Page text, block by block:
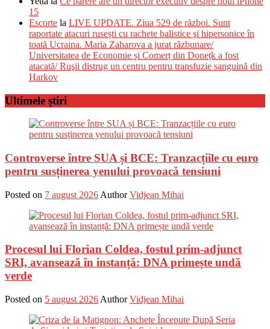
15
Escorte la LIVE UPDATE. Ziua 529 de război. Sunt
raportate atacuri rusești cu rachete balistice şi hipersonice în
toată Ucraina. Maria Zaharova a jurat răzbunare/
Universitatea de Economie și Comerț din Donețk a fost
atacată/ Ruşii distrug un centru pentru transfuzie sanguină din
Harkov
Ultimele știri
Controverse între SUA și BCE: Tranzacțiile cu euro
pentru susținerea yenului provoacă tensiuni
Posted on 7 august 2026 Author Vidjean Mihai
Procesul lui Florian Coldea, fostul prim-adjunct
SRI, avansează în instanță: DNA primește undă
verde
Posted on 5 august 2026 Author Vidjean Mihai